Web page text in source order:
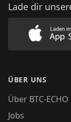
Lade dir
ÜBER UNS
Über BTC-
Jobs